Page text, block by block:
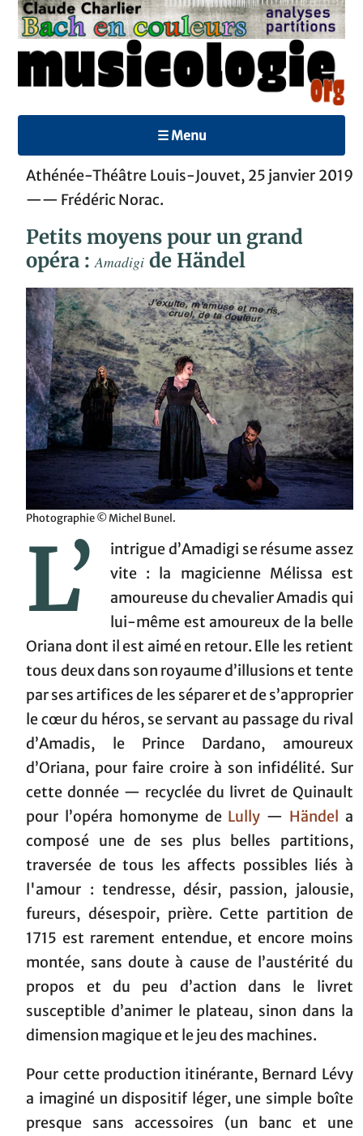
☰ Menu
Athénée-Théâtre Louis-Jouvet, 25 janvier 2019
—— Frédéric Norac.
Petits moyens pour un grand
opéra :Amadigi de Händel
Photographie © Michel Bunel.
L’
intrigue d’Amadigi se résume assez
vite : la magicienne Mélissa est
amoureuse du chevalier Amadis qui
lui-même est amoureux de la belle
Oriana dont il est aimé en retour. Elle les retient
tous deux dans son royaume d’illusions et tente
par ses artifices de les séparer et de s’approprier
le cœur du héros, se servant au passage du rival
d’Amadis, le Prince Dardano, amoureux
d’Oriana, pour faire croire à son infidélité. Sur
cette donnée — recyclée du livret de Quinault
pour l’opéra homonyme de Lully — Händel a
composé une de ses plus belles partitions,
traversée de tous les affects possibles liés à
l'amour : tendresse, désir, passion, jalousie,
fureurs, désespoir, prière. Cette partition de
1715 est rarement entendue, et encore moins
montée, sans doute à cause de l’austérité du
propos et du peu d’action dans le livret
susceptible d’animer le plateau, sinon dans la
dimension magique et le jeu des machines.
Pour cette production itinérante, Bernard Lévy
a imaginé un dispositif léger, une simple boîte
presque sans accessoires (un banc et une